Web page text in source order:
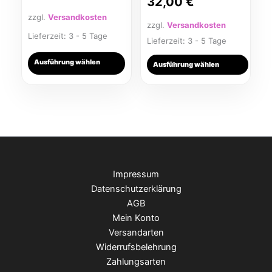
zzgl. Versandkosten
Lieferzeit: 3 - 5 Tage
Ausführung wählen
zzgl. Versandkosten
Lieferzeit: 3 - 5 Tage
Ausführung wählen
Impressum
Datenschutzerklärung
AGB
Mein Konto
Versandarten
Widerrufsbelehrung
Zahlungsarten